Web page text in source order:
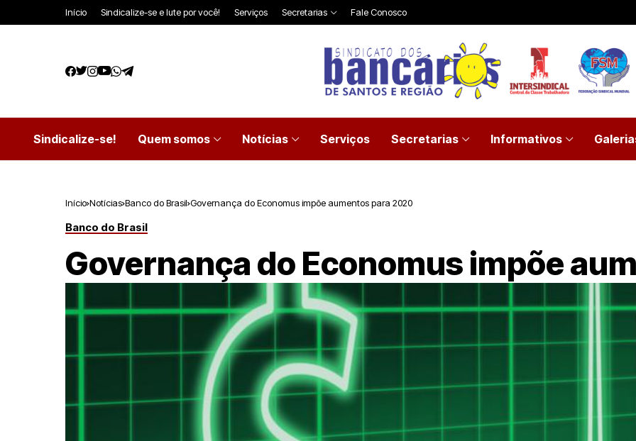
Início Sindicalize-se e lute por você! Serviços Secretarias Fale Conosco
Sindicalize-se! Quem somos Notícias Serviços Secretarias Informativos
Início Notícias Banco do Brasil Governança do Economus impõe aumentos para 2020
Banco do Brasil
Governança do Economus impõe